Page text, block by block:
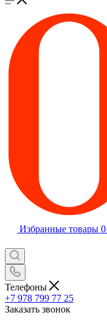
Избранные товары 0
Телефоны
+7 978 799 77 25
Заказать звонок